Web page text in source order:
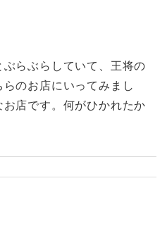
らぶらしていて、王将の
らのお店にいってみまし
店です。何がひかれたか